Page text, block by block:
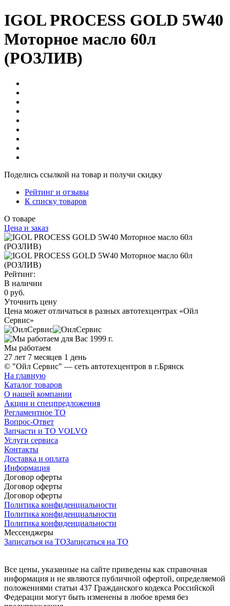
IGOL PROCESS GOLD 5W40
Моторное масло 60л
(РОЗЛИВ)
Поделись ссылкой на товар и получи скидку
Рейтинг и отзывы
К списку товаров
О товаре
Цена и заказ
Рейтинг:
В наличии
0 руб.
Уточнить цену
Цена может отличаться в разных автотехцентрах «Ойл
Сервис»
Мы работаем
27 лет 7 месяцев 1 день
© "Ойл Сервис" — сеть автотехцентров в г.Брянск
На главную
Каталог товаров
О нашей компании
Акции и спецпредложения
Регламентное ТО
Вопрос-Ответ
Запчасти и ТО VOLVO
Услуги сервиса
Контакты
Доставка и оплата
Информация
Договор оферты
Договор оферты
Договор оферты
Политика конфиденциальности
Политика конфиденциальности
Политика конфиденциальности
Мессенджеры
Записаться на ТОЗаписаться на ТО
Все цены, указанные на сайте приведены как справочная
информация и не являются публичной офертой, определяемой
положениями статьи 437 Гражданского кодекса Российской
Федерации могут быть изменены в любое время без